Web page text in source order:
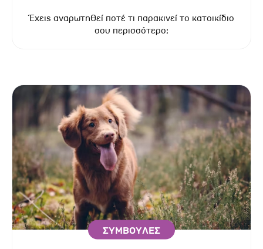
Έχεις αναρωτηθεί ποτέ τι παρακινεί το κατοικίδιο
σου περισσότερο;
ΣΥΜΒΟΥΛΕΣ